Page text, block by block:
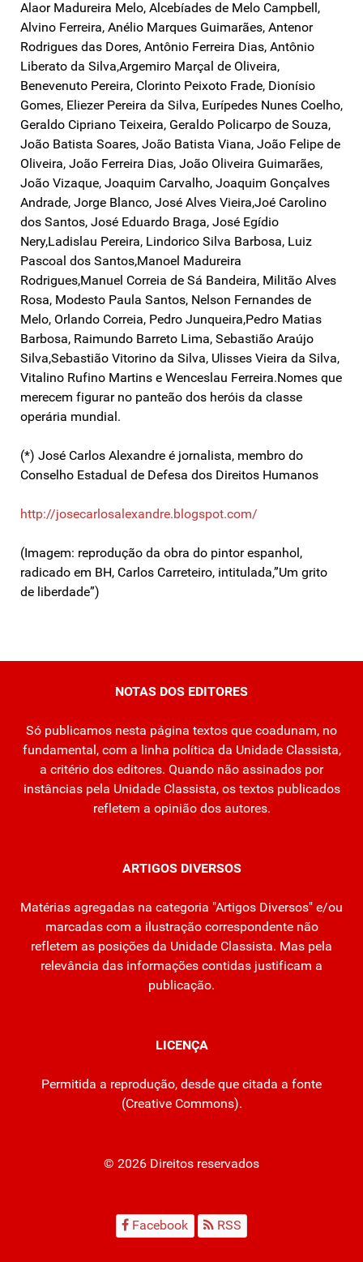
Alaor Madureira Melo, Alcebíades de Melo Campbell,
Alvino Ferreira, Anélio Marques Guimarães, Antenor
Rodrigues das Dores, Antônio Ferreira Dias, Antônio
Liberato da Silva,Argemiro Marçal de Oliveira,
Benevenuto Pereira, Clorinto Peixoto Frade, Dionísio
Gomes, Eliezer Pereira da Silva, Eurípedes Nunes Coelho,
Geraldo Cipriano Teixeira, Geraldo Policarpo de Souza,
João Batista Soares, João Batista Viana, João Felipe de
Oliveira, João Ferreira Dias, João Oliveira Guimarães,
João Vizaque, Joaquim Carvalho, Joaquim Gonçalves
Andrade, Jorge Blanco, José Alves Vieira,Joé Carolino
dos Santos, José Eduardo Braga, José Egídio
Nery,Ladislau Pereira, Lindorico Silva Barbosa, Luiz
Pascoal dos Santos,Manoel Madureira
Rodrigues,Manuel Correia de Sá Bandeira, Militão Alves
Rosa, Modesto Paula Santos, Nelson Fernandes de
Melo, Orlando Correia, Pedro Junqueira,Pedro Matias
Barbosa, Raimundo Barreto Lima, Sebastião Araújo
Silva,Sebastião Vitorino da Silva, Ulisses Vieira da Silva,
Vitalino Rufino Martins e Wenceslau Ferreira.Nomes que
merecem figurar no panteão dos heróis da classe
operária mundial.
(*) José Carlos Alexandre é jornalista, membro do
Conselho Estadual de Defesa dos Direitos Humanos
http://josecarlosalexandre.blogspot.com/
(Imagem: reprodução da obra do pintor espanhol,
radicado em BH, Carlos Carreteiro, intitulada,”Um grito
de liberdade”)
NOTAS DOS EDITORES
Só publicamos nesta página textos que coadunam, no
fundamental, com a linha política da Unidade Classista,
a critério dos editores. Quando não assinados por
instâncias pela Unidade Classista, os textos publicados
refletem a opinião dos autores.
ARTIGOS DIVERSOS
Matérias agregadas na categoria "Artigos Diversos" e/ou
marcadas com a ilustração correspondente não
refletem as posições da Unidade Classista. Mas pela
relevância das informações contidas justificam a
publicação.
LICENÇA
Permitida a reprodução, desde que citada a fonte
(Creative Commons).
© 2026 Direitos reservados
Facebook RSS